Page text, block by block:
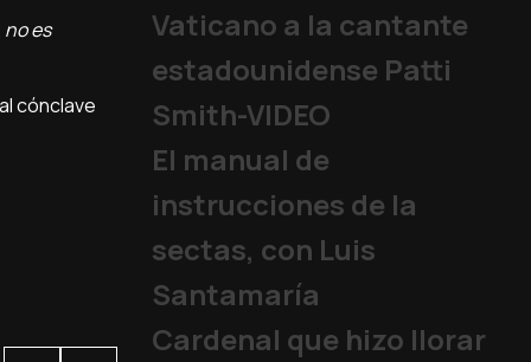
es
cónclave
Vaticano a la cantante
estadounidense Patti
Smith-VIDEO
El manual de
instrucciones de la
sectas, con Luis
Santamaría
Cardenal que hizo llorar